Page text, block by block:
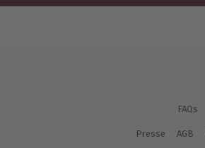
FAQs
Presse AGB